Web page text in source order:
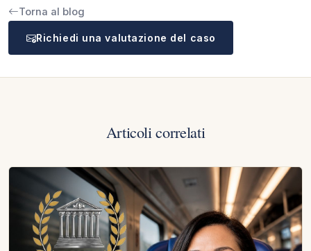
Torna al blog
Richiedi una valutazione del caso
Articoli correlati